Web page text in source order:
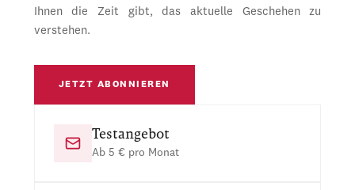
Ihnen die Zeit gibt, das aktuelle Geschehen zu
verstehen.
JETZT ABONNIEREN
Testangebot
Ab 5 € pro Monat